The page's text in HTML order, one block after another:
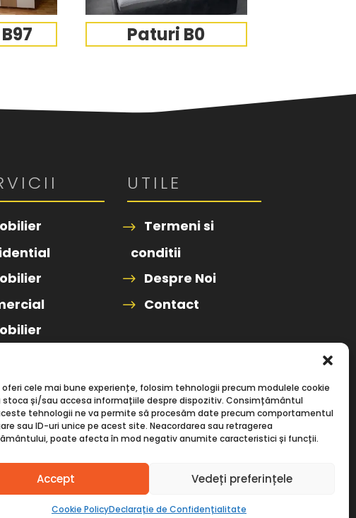
oferi cele mai bune experiențe, folosim tehnologii precum modulele cookie
stoca și/sau accesa informațiile despre dispozitiv. Consimțământul
tehnologii ne va permite să procesăm date precum comportamentul
sau ID-uri unice pe acest site. Neacordarea sau retragerea
poate afecta în mod negativ anumite caracteristici și funcții.
Accept Vedeți preferințele
Cookie PolicyDeclarație de Confidențialitate
Paturi B0
UTILE
Termeni si
conditii
Despre Noi
Contact